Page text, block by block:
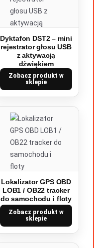
Dyktafon DST2 – mini
rejestrator głosu USB
z aktywacją
dźwiękiem
Zobacz produkt w
sklepie
Lokalizator GPS OBD
LOB1 / OB22 tracker
do samochodu i floty
Zobacz produkt w
sklepie